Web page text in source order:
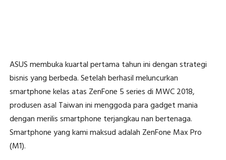
ASUS membuka kuartal pertama tahun ini dengan strategi
bisnis yang berbeda. Setelah berhasil meluncurkan
smartphone kelas atas ZenFone 5 series di MWC 2018,
produsen asal Taiwan ini menggoda para gadget mania
dengan merilis smartphone terjangkau nan bertenaga.
Smartphone yang kami maksud adalah ZenFone Max Pro
(M1).